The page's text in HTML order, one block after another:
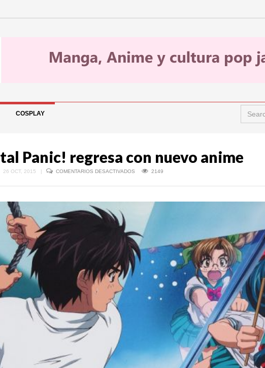
COSPLAY
Panic! regresa con nuevo anime
26 OCT, 2015 | COMENTARIOS DESACTIVADOS
NUEVO
ANIME
2149